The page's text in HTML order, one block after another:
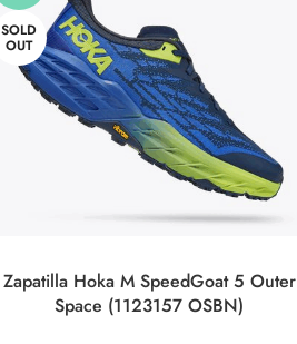
SOLD
OUT
Zapatilla Hoka M SpeedGoat 5 Outer
Space (1123157 OSBN)